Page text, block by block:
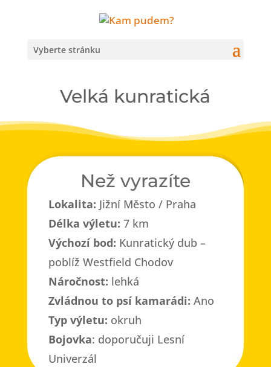
Vyberte stránku
Velká kunratická
Než vyrazíte
Lokalita: Jižní Město / Praha
Délka výletu: 7 km
Výchozí bod: Kunratický dub –
poblíž Westfield Chodov
Náročnost: lehká
Zvládnou to psí kamarádi: Ano
Typ výletu: okruh
Bojovka: doporučuji Lesní
Univerzál